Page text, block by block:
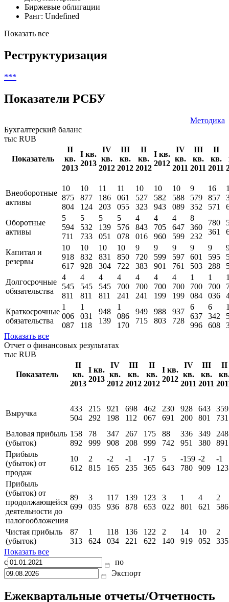
На предъявителя
Документарные
Показатели РСБУ
Методика
Бухгалтерский баланс
Показатель
II
кв.
2013
I кв.
2013
IV
кв.
2012
III
кв.
2012
II
кв.
2012
I кв.
2012
IV
кв.
2011
III
кв.
2011
II
кв.
2011
Внеоборотные
активы
10
875
804
10
877
124
11
186
203
11
061
055
10
527
323
10
582
943
10
588
089
9
579
352
16
857
Оборотные
активы
5
594
711
5
532
733
5
139
051
5
576
078
4
843
016
4
705
960
4
647
599
8
360
232
780
361
Капитал и
резервы
10
918
617
10
832
928
10
831
304
10
850
722
9
720
383
9
599
901
9
597
761
9
601
503
9
595
288
Долгосрочные
обязательства
4
545
811
4
545
811
4
545
4
700
241
4
700
4
700
4
700
1
700
084
1
700
036
Краткосрочные
обязательства
006
031
948
086
Показать все
Отчет о финансовых результатах
кв.
2013
I кв.
2013
кв.
2012
кв.
2012
кв.
2012
I кв.
2012
кв.
2011
кв.
2011
Выручка
433
215
921
698
462
230
928
643
359
Валовая прибыль
(убыток)
158
78
347
267
175
88
336
349
248
Прибыль
(убыток) от
продаж
10
612
2
815
-2
165
-1
235
-17
365
5
643
-159
780
-2
909
-1
123
Прибыль
(убыток) от
продолжающейся
деятельности до
налогообложения
89
699
3
035
117
936
139
878
123
653
3
022
1
801
4
621
2
586
Чистая прибыль
(убыток)
87
1
118
034
221
с
по